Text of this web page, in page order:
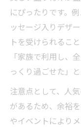
にぴったりです。
ッセージ入りデザ
トを受けられるこ
「家族で利用し、
っくり過ごせた」
注意点として、人
があるため、余裕
やイベントにより